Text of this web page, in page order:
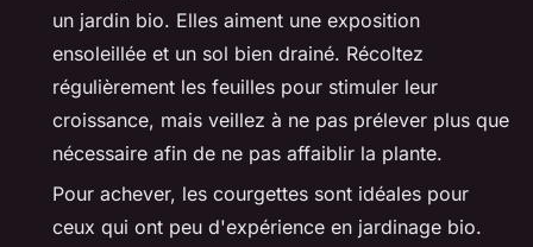
un jardin bio. Elles aiment une exposition
ensoleillée et un sol bien drainé. Récoltez
régulièrement les feuilles pour stimuler leur
croissance, mais veillez à ne pas prélever plus que
nécessaire afin de ne pas affaiblir la plante.
Pour achever, les courgettes sont idéales pour
ceux qui ont peu d'expérience en jardinage bio.